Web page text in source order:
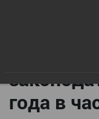
года в